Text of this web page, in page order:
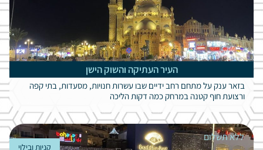
העיר העתיקה והשוק הישן
בזאר ענק על מתחם רחב ידיים שבו עשרות חנויות, מסעדות, בתי קפה
ורצועת חוף קטנה במרחק כמה דקות הליכה
ללא תשלום
קניות ובילוי